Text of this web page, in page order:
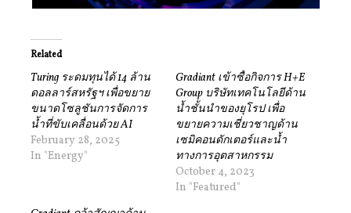
Related
Turing ระดมทุนได้ 14 ล้าน
ดอลลาร์สหรัฐฯ เพื่อขยาย
ขนาดโซลูชันการจัดการ
น้ำที่ขับเคลื่อนด้วย AI
February 28, 2025
In "Energy"
Gradiant เข้าซื้อกิจการ H+E
Group บริษัทเทคโนโลยีด้าน
น้ำชั้นนำของยุโรป เพื่อ
ขยายความเชี่ยวชาญด้าน
เซมิคอนดักเตอร์และน้ำ
ทางการอุตสาหกรรม
October 4, 2023
In "Featured"